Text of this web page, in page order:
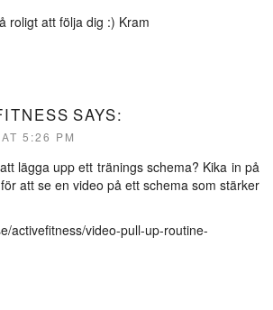
roligt att följa dig :) Kram
SAYS:
5:26 PM
lägga upp ett tränings schema? Kika in på
att se en video på ett schema som stärker
activefitness/video-pull-up-routine-